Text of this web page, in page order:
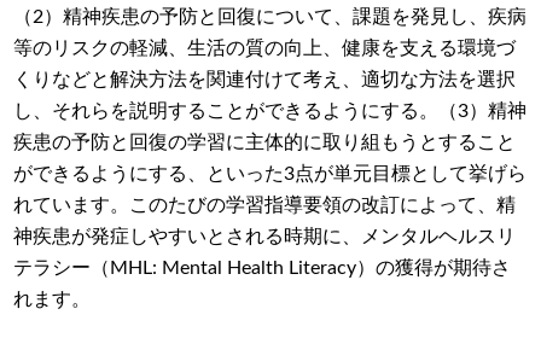
（2）精神疾患の予防と回復について、課題を発見し、疾病
等のリスクの軽減、生活の質の向上、健康を支える環境づ
くりなどと解決方法を関連付けて考え、適切な方法を選択
し、それらを説明することができるようにする。（3）精神
疾患の予防と回復の学習に主体的に取り組もうとすること
ができるようにする、といった3点が単元目標として挙げら
れています。このたびの学習指導要領の改訂によって、精
神疾患が発症しやすいとされる時期に、メンタルヘルスリ
テラシー（MHL: Mental Health Literacy）の獲得が期待さ
れます。